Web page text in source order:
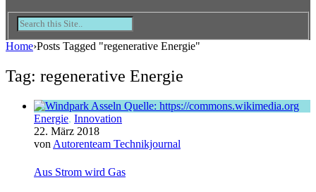
Home›Posts Tagged "regenerative Energie"
Tag: regenerative Energie
Energie, Innovation
22. März 2018
von Autorenteam Technikjournal
Aus Strom wird Gas